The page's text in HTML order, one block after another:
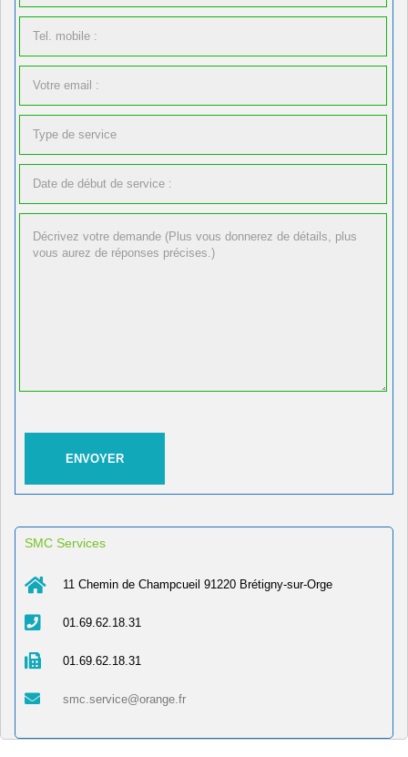
SMC Services
11 Chemin de Champcueil 91220 Brétigny-sur-Orge
01.69.62.18.31
01.69.62.18.31
smc.service@orange.fr